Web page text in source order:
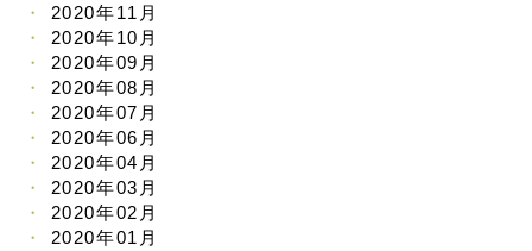
2020年11月
2020年10月
2020年09月
2020年08月
2020年07月
2020年06月
2020年04月
2020年03月
2020年02月
2020年01月